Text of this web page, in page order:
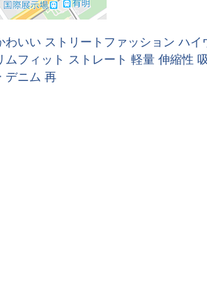
いい ストリートファッション ハ
ムフィット ストレート 軽量 伸縮性
デニム 再